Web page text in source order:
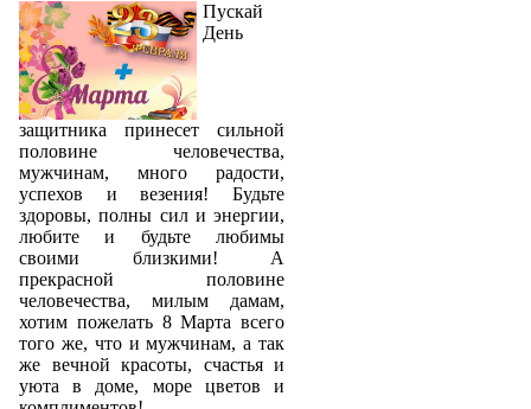
Пускай
День
защитника принесет сильной
половине человечества,
мужчинам, много радости,
успехов и везения! Будьте
здоровы, полны сил и энергии,
любите и будьте любимы
своими близкими! А
прекрасной половине
человечества, милым дамам,
хотим пожелать 8 Марта всего
того же, что и мужчинам, а так
же вечной красоты, счастья и
уюта в доме, море цветов и